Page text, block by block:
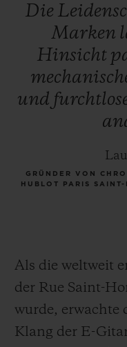
Die
Marken
Hinsicht
und
GRÜNDER VON
HUBLOT PARIS
Als die weltweit
der Rue Saint-
wurde, erwachte
Klang der E-